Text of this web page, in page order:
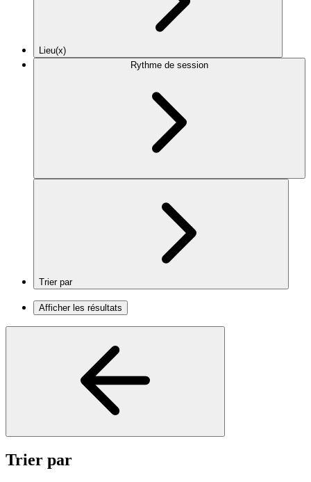
Lieu(x)
Rythme de session
Trier par
Afficher les résultats
Trier par